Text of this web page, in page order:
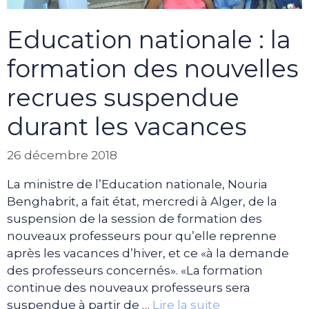
Education nationale : la
formation des nouvelles
recrues suspendue
durant les vacances
26 décembre 2018
La ministre de l’Education nationale, Nouria
Benghabrit, a fait état, mercredi à Alger, de la
suspension de la session de formation des
nouveaux professeurs pour qu’elle reprenne
après les vacances d’hiver, et ce «à la demande
des professeurs concernés». «La formation
continue des nouveaux professeurs sera
suspendue à partir de … Lire la suite